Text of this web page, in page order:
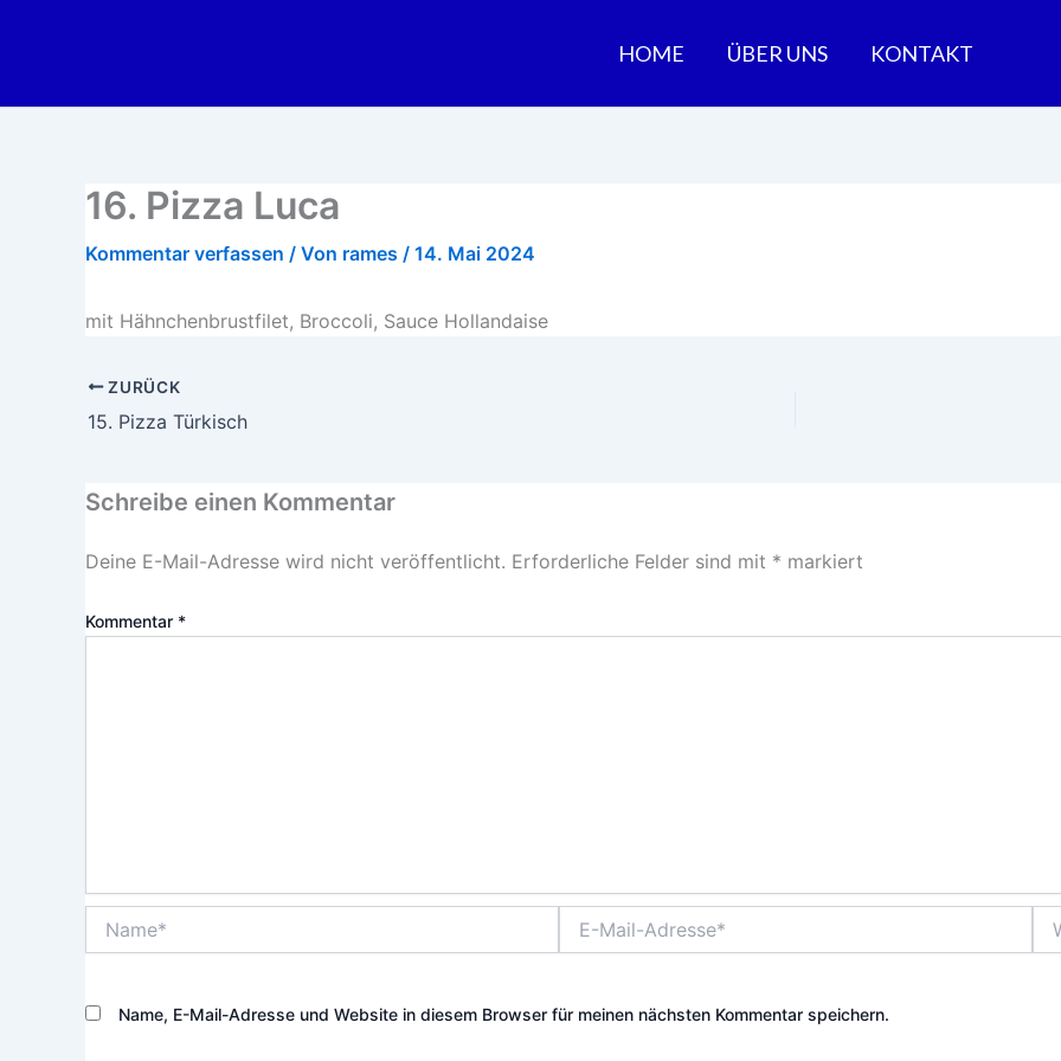
HOME ÜBER UNS KONTAKT
16. Pizza Luca
Kommentar verfassen / Von rames / 14. Mai 2024
mit Hähnchenbrustfilet, Broccoli, Sauce Hollandaise
ZURÜCK
15. Pizza Türkisch
Schreibe einen Kommentar
Deine E-Mail-Adresse wird nicht veröffentlicht. Erforderliche Felder sind mit * markiert
Kommentar *
Mail-
Name, E-Mail-Adresse und Website in diesem Browser für meinen nächsten Kommentar speichern.